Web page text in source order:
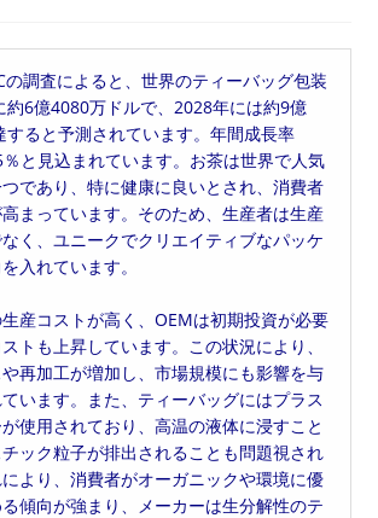
調査によると、世界のティーバッグ包装
約6億4080万ドルで、2028年には約9億
ると予測されています。年間成長率
％と見込まれています。お茶は世界で人気
であり、特に健康に良いとされ、消費者
まっています。そのため、生産者は生産
く、ユニークでクリエイティブなパッケ
入れています。
産コストが高く、OEMは初期投資が必要
トも上昇しています。この状況により、
再加工が増加し、市場規模にも影響を与
います。また、ティーバッグにはプラス
使用されており、高温の液体に浸すこと
ック粒子が排出されることも問題視され
より、消費者がオーガニックや環境に優
傾向が強まり、メーカーは生分解性のテ